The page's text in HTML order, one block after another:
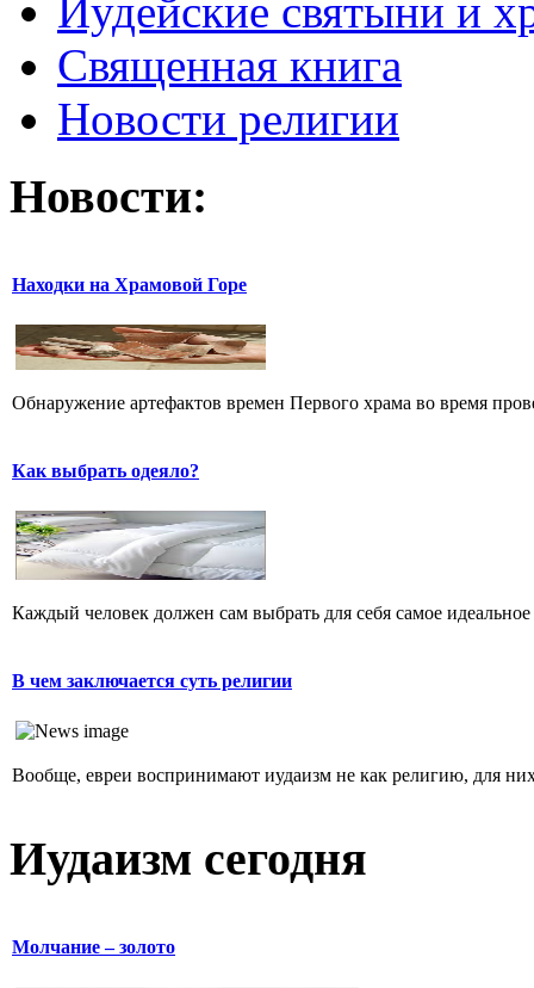
Иудейские святыни и
Священная книга
Новости религии
Новости:
Находки на Храмовой Горе
Обнаружение артефактов времен Первого храма во время
Как выбрать одеяло?
Каждый человек должен сам выбрать для себя самое
В чем заключается суть религии
Вообще, евреи воспринимают иудаизм не как религию, для
Иудаизм сегодня
Молчание – золото